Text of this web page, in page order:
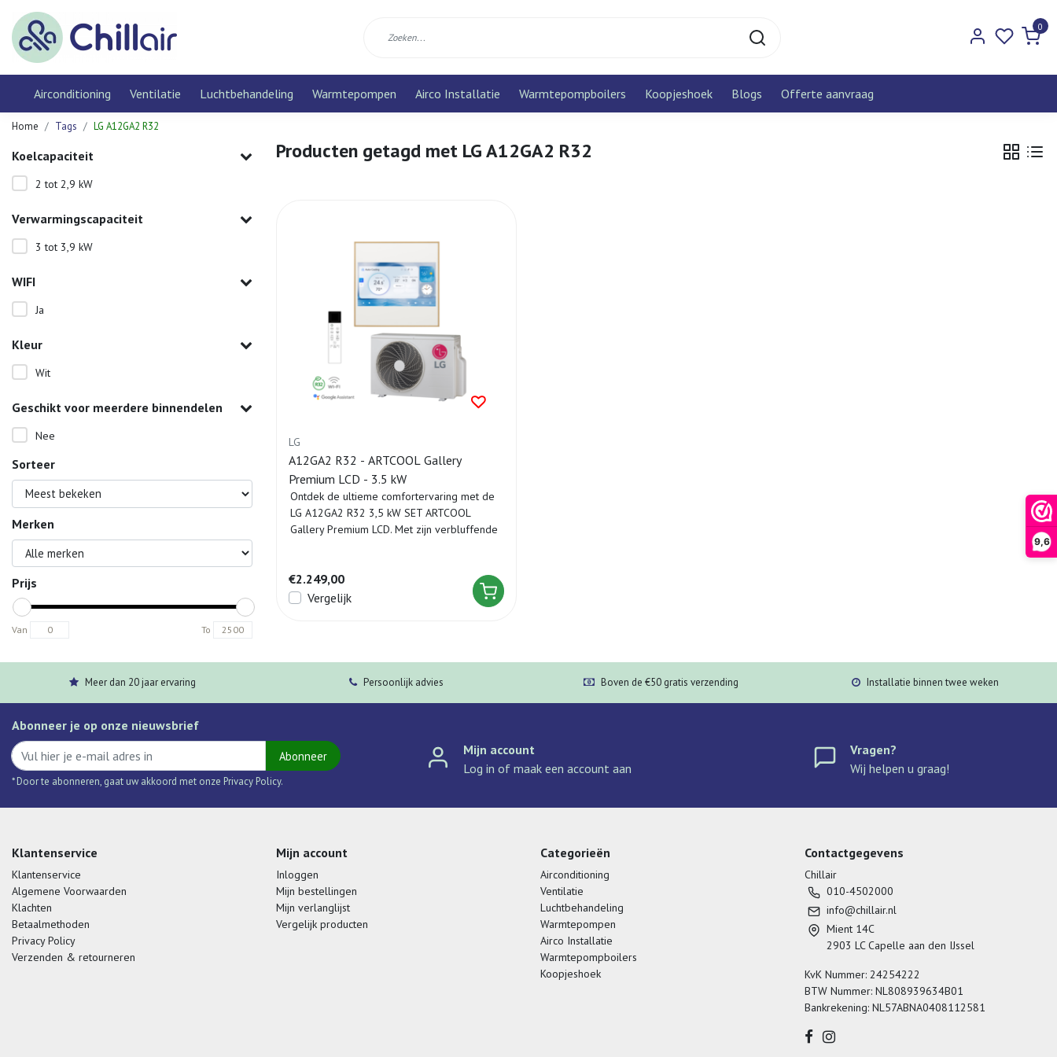
9,6
0
Airconditioning Ventilatie Luchtbehandeling Warmtepompen Airco Installatie Warmtepompboilers Koopjeshoek Blogs Offerte aanvraag
Home Tags LG A12GA2 R32
Koelcapaciteit
2 tot 2,9 kW
Verwarmingscapaciteit
3 tot 3,9 kW
WIFI
Ja
Kleur
Wit
Geschikt voor meerdere binnendelen
Nee
Sorteer
Merken
Prijs
Van To
Producten getagd met LG A12GA2 R32
LG
A12GA2 R32 - ARTCOOL Gallery
Premium LCD - 3.5 kW
Ontdek de ultieme comfortervaring met de
LG A12GA2 R32 3,5 kW SET ARTCOOL
Gallery Premium LCD. Met zijn verbluffende
€2.249,00
Vergelijk
Meer dan 20 jaar ervaring Persoonlijk advies Boven de €50 gratis verzending Installatie binnen twee weken
Abonneer je op onze nieuwsbrief
Abonneer
* Door te abonneren, gaat uw akkoord met onze Privacy Policy.
Mijn account
Log in of maak een account aan
Vragen?
Wij helpen u graag!
Klantenservice
Klantenservice
Algemene Voorwaarden
Klachten
Betaalmethoden
Privacy Policy
Verzenden & retourneren
Mijn account
Inloggen
Mijn bestellingen
Mijn verlanglijst
Vergelijk producten
Categorieën
Airconditioning
Ventilatie
Luchtbehandeling
Warmtepompen
Airco Installatie
Warmtepompboilers
Koopjeshoek
Contactgegevens
Chillair
010-4502000
info@chillair.nl
Mient 14C
2903 LC Capelle aan den IJssel
KvK Nummer: 24254222
BTW Nummer: NL808939634B01
Bankrekening: NL57ABNA0408112581